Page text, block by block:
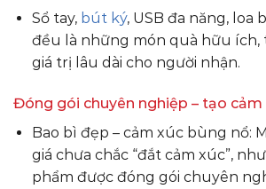
Sổ tay, bút ký, USB đa năng, loa
đều là những món quà hữu ích,
giá trị lâu dài cho người nhận.
Đóng gói chuyên nghiệp – tạo cảm
Bao bì đẹp – cảm xúc bùng nổ:
giá chưa chắc “đắt cảm xúc”,
phẩm được đóng gói chuyên